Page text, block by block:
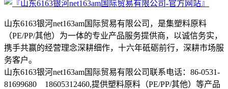
山东6163银河net163am国际贸易有限公司，是集塑料原料
（PE/PP/其他）为一体的专业产品服务提供商，以诚信务实，
携手共赢的经营理念深耕细作，十六年砥砺前行，深耕市场服
务客户。
山东6163银河net163am国际贸易有限公司联系电话：86-0531-
81699680 18605312460,提供塑料原料（PE/PP/其他）等产品